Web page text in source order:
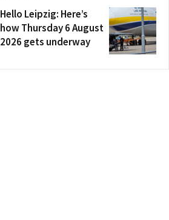
Hello Leipzig: Here’s
how Thursday 6 August
2026 gets underway